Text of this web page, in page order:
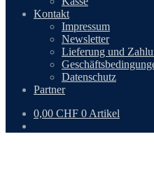
Kontakt
Impressum
Newsletter
Lieferung und
Datenschutz
Partner
0,00 CHF 0 Artikel